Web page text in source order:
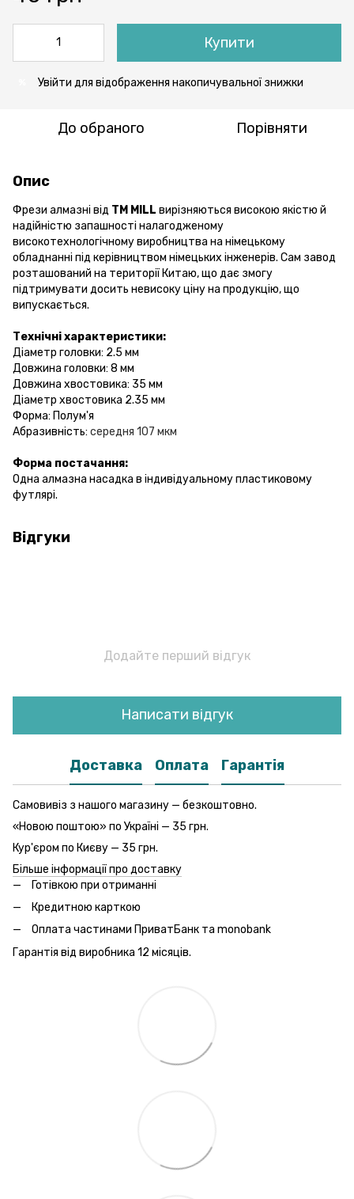
Купити
Увійти для відображення накопичувальної знижки
До обраного Порівняти
Опис
Фрези алмазні від ТМ MILL вирізняються високою якістю й
надійністю запашності налагодженому
високотехнологічному виробництва на німецькому
обладнанні під керівництвом німецьких інженерів. Сам завод
розташований на території Китаю, що дає змогу
підтримувати досить невисоку ціну на продукцію, що
випускається.
Технічні характеристики:
Діаметр головки: 2.5 мм
Довжина головки: 8 мм
Довжина хвостовика: 35 мм
Діаметр хвостовика 2.35 мм
Форма: Полум'я
Абразивність: середня 107 мкм
Форма постачання:
Одна алмазна насадка в індивідуальному пластиковому
футлярі.
Відгуки
Додайте перший відгук
Написати відгук
Доставка Оплата Гарантія
Самовивіз з нашого магазину — безкоштовно.
«Новою поштою» по Україні — 35 грн.
Кур'єром по Києву — 35 грн.
Більше інформації про доставку
Готівкою при отриманні
Кредитною карткою
Оплата частинами ПриватБанк та monobank
Гарантія від виробника 12 місяців.